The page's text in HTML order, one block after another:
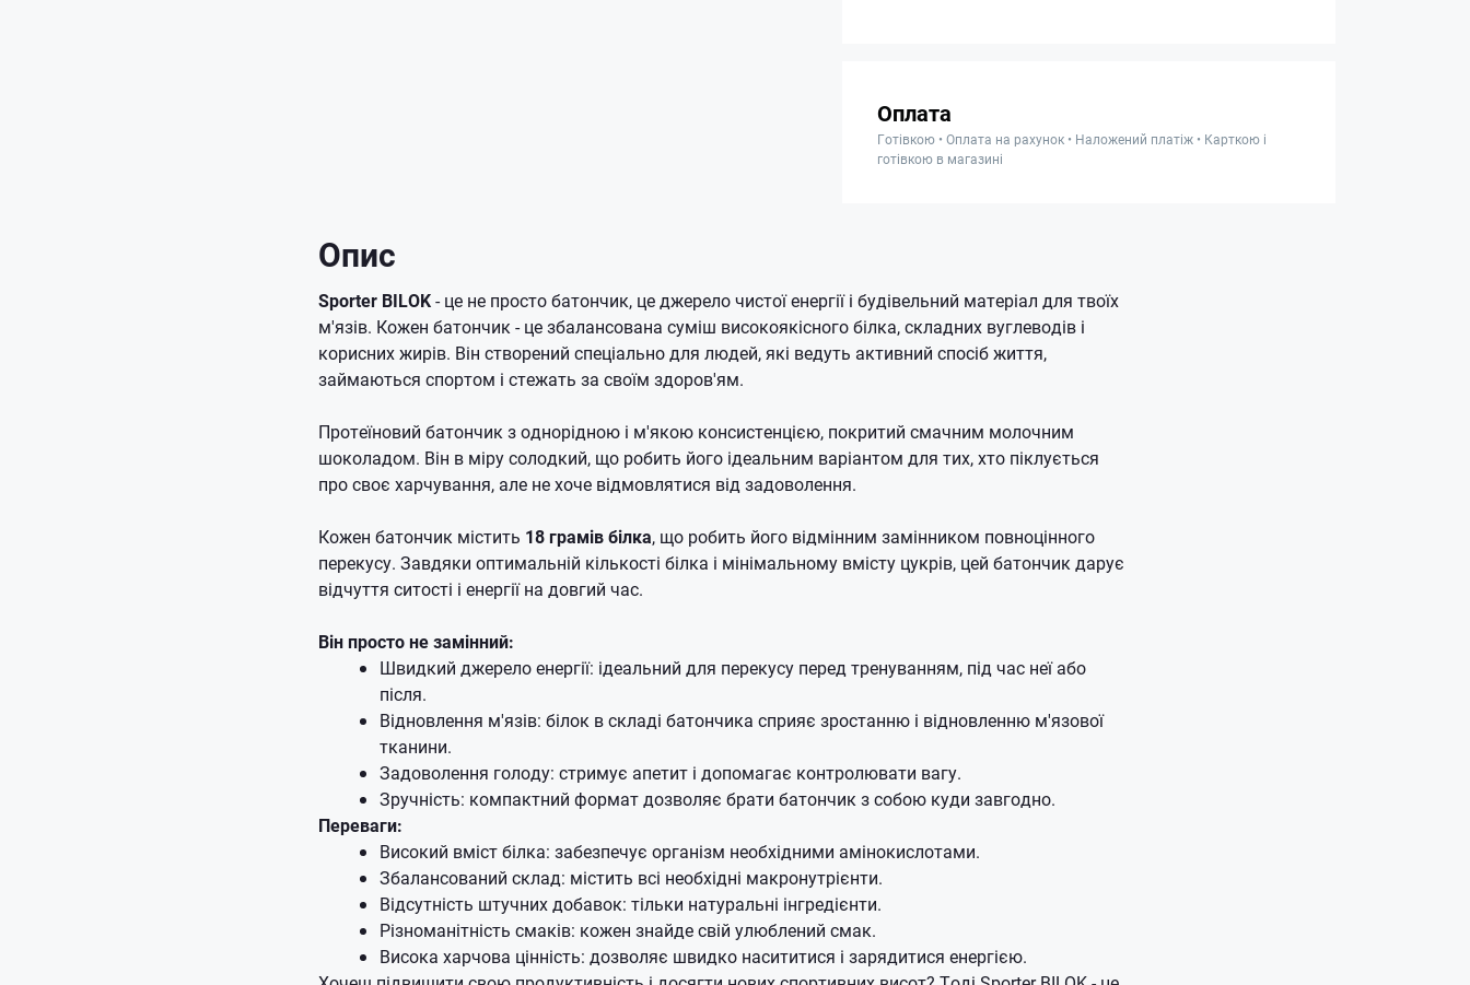
Оплата
Готівкою • Оплата на рахунок • Наложений платіж • Карткою і
готівкою в магазині
Опис
Sporter BILOK- це не просто батончик, це джерело чистої енергії і будівельний матеріал для твоїх
м'язів. Кожен батончик - це збалансована суміш високоякісного білка, складних вуглеводів і
корисних жирів. Він створений спеціально для людей, які ведуть активний спосіб життя,
займаються спортом і стежать за своїм здоров'ям.
Протеїновий батончик з однорідною і м'якою консистенцією, покритий смачним молочним
шоколадом. Він в міру солодкий, що робить його ідеальним варіантом для тих, хто піклується
про своє харчування, але не хоче відмовлятися від задоволення.
Кожен батончик містить 18 грамів білка, що робить його відмінним замінником повноцінного
перекусу. Завдяки оптимальній кількості білка і мінімальному вмісту цукрів, цей батончик дарує
відчуття ситості і енергії на довгий час.
Він просто не замінний:
Швидкий джерело енергії: ідеальний для перекусу перед тренуванням, під час неї або
після.
Відновлення м'язів: білок в складі батончика сприяє зростанню і відновленню м'язової
тканини.
Задоволення голоду: стримує апетит і допомагає контролювати вагу.
Зручність: компактний формат дозволяє брати батончик з собою куди завгодно.
Переваги:
Високий вміст білка: забезпечує організм необхідними амінокислотами.
Збалансований склад: містить всі необхідні макронутрієнти.
Відсутність штучних добавок: тільки натуральні інгредієнти.
Різноманітність смаків: кожен знайде свій улюблений смак.
Висока харчова цінність: дозволяє швидко насититися і зарядитися енергією.